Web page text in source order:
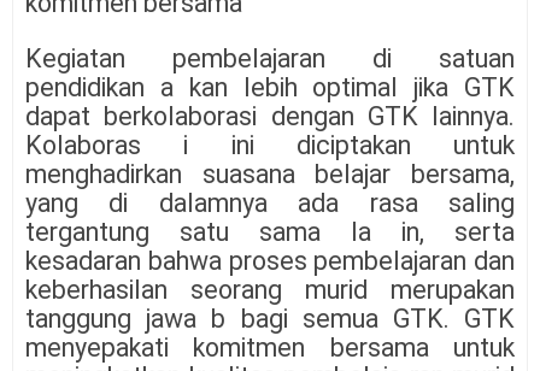
Kegiatan pembelajaran di satuan
pendidikan a kan lebih optimal jika GTK
dapat berkolaborasi dengan GTK lainnya.
Kolaboras i ini diciptakan untuk
menghadirkan suasana belajar bersama,
yang di dalamnya ada rasa saling
tergantung satu sama la in, serta
kesadaran bahwa proses pembelajaran dan
keberhasilan seorang murid merupakan
tanggung jawa b bagi semua GTK. GTK
menyepakati komitmen bersama untuk